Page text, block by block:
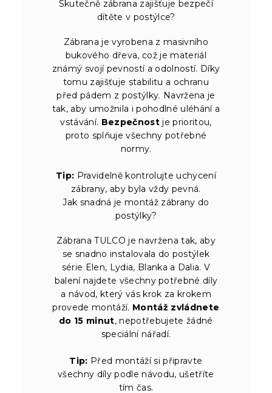
Skutečně zábrana zajišťuje bezpečí
dítěte v postýlce?
Zábrana je vyrobena z masivního
bukového dřeva, což je materiál
známý svojí pevností a odolností. Díky
tomu zajišťuje stabilitu a ochranu
před pádem z postýlky. Navržena je
tak, aby umožnila i pohodlné uléhání a
vstávání. Bezpečnost je prioritou,
proto splňuje všechny potřebné
normy.
Tip: Pravidelně kontrolujte uchycení
zábrany, aby byla vždy pevná.
Jak snadná je montáž zábrany do
postýlky?
Zábrana TULCO je navržena tak, aby
se snadno instalovala do postýlek
série Elen, Lydia, Blanka a Dalia. V
balení najdete všechny potřebné díly
a návod, který vás krok za krokem
provede montáží. Montáž zvládnete
do 15 minut, nepotřebujete žádné
speciální nářadí.
Tip: Před montáží si připravte
všechny díly podle návodu, ušetříte
tím čas.